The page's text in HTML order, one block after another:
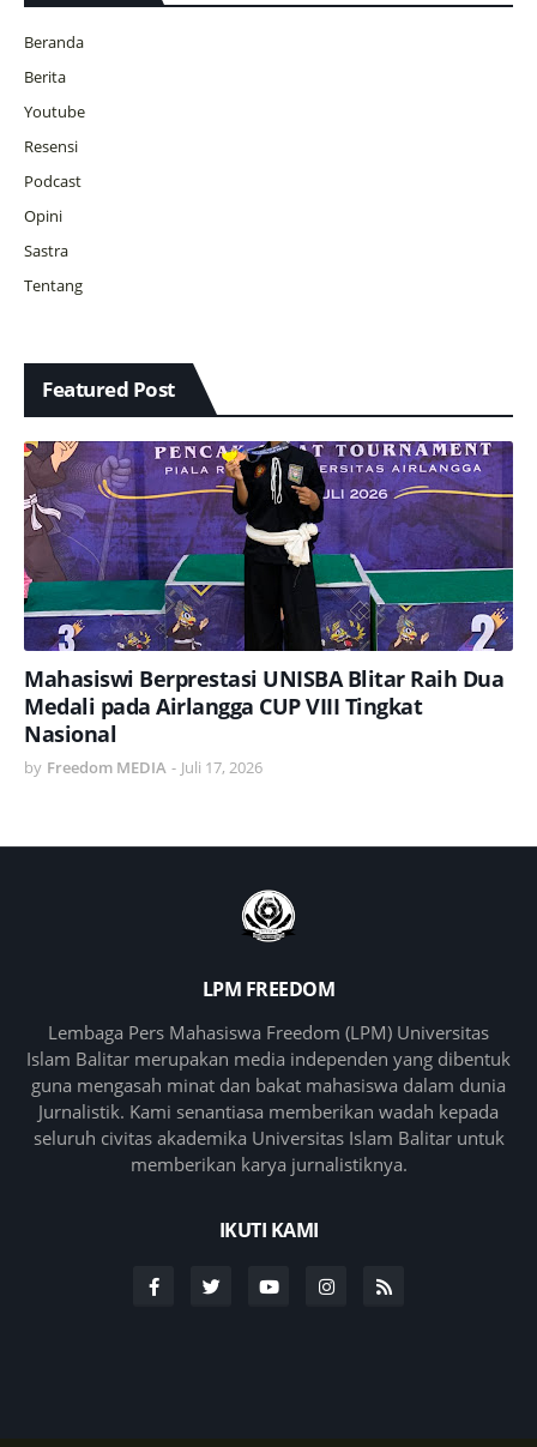
Beranda
Berita
Youtube
Resensi
Podcast
Opini
Sastra
Tentang
Featured Post
Mahasiswi Berprestasi UNISBA Blitar Raih Dua
Medali pada Airlangga CUP VIII Tingkat
Nasional
by Freedom MEDIA - Juli 17, 2026
LPM FREEDOM
Lembaga Pers Mahasiswa Freedom (LPM) Universitas
Islam Balitar merupakan media independen yang dibentuk
guna mengasah minat dan bakat mahasiswa dalam dunia
Jurnalistik. Kami senantiasa memberikan wadah kepada
seluruh civitas akademika Universitas Islam Balitar untuk
memberikan karya jurnalistiknya.
IKUTI KAMI